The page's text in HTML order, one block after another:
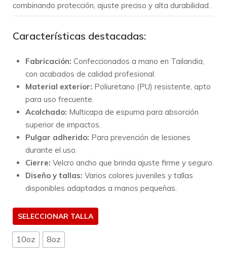
combinando protección, ajuste preciso y alta durabilidad.
Características destacadas:
Fabricación: Confeccionados a mano en Tailandia,
con acabados de calidad profesional.
Material exterior: Poliuretano (PU) resistente, apto
para uso frecuente.
Acolchado: Multicapa de espuma para absorción
superior de impactos.
Pulgar adherido: Para prevención de lesiones
durante el uso.
Cierre: Velcro ancho que brinda ajuste firme y seguro.
Diseño y tallas: Varios colores juveniles y tallas
disponibles adaptadas a manos pequeñas.
TALLA
10oz 8oz